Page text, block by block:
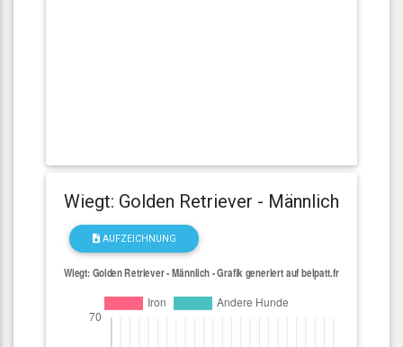
Wiegt: Golden Retriever - Männlich
AUFZEICHNUNG